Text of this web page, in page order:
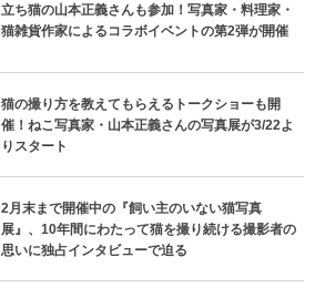
立ち猫の山本正義さんも参加！写真家・料理家・
猫雑貨作家によるコラボイベントの第2弾が開催
猫の撮り方を教えてもらえるトークショーも開
催！ねこ写真家・山本正義さんの写真展が3/22よ
りスタート
2月末まで開催中の『飼い主のいない猫写真
展』、10年間にわたって猫を撮り続ける撮影者の
思いに独占インタビューで迫る